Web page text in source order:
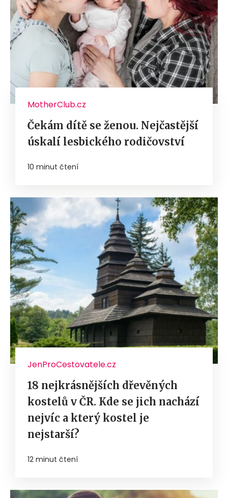
MotherClub.cz
Čekám dítě se ženou. Nejčastější
úskalí lesbického rodičovství
10 minut čtení
JenProCestovatele.cz
18 nejkrásnějších dřevěných
kostelů v ČR. Kde se jich nachází
nejvíc a který kostel je
nejstarší?
12 minut čtení